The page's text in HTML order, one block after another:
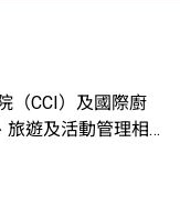
（CCI）及國際廚
旅遊及活動管理相
訓練酒店）、中西